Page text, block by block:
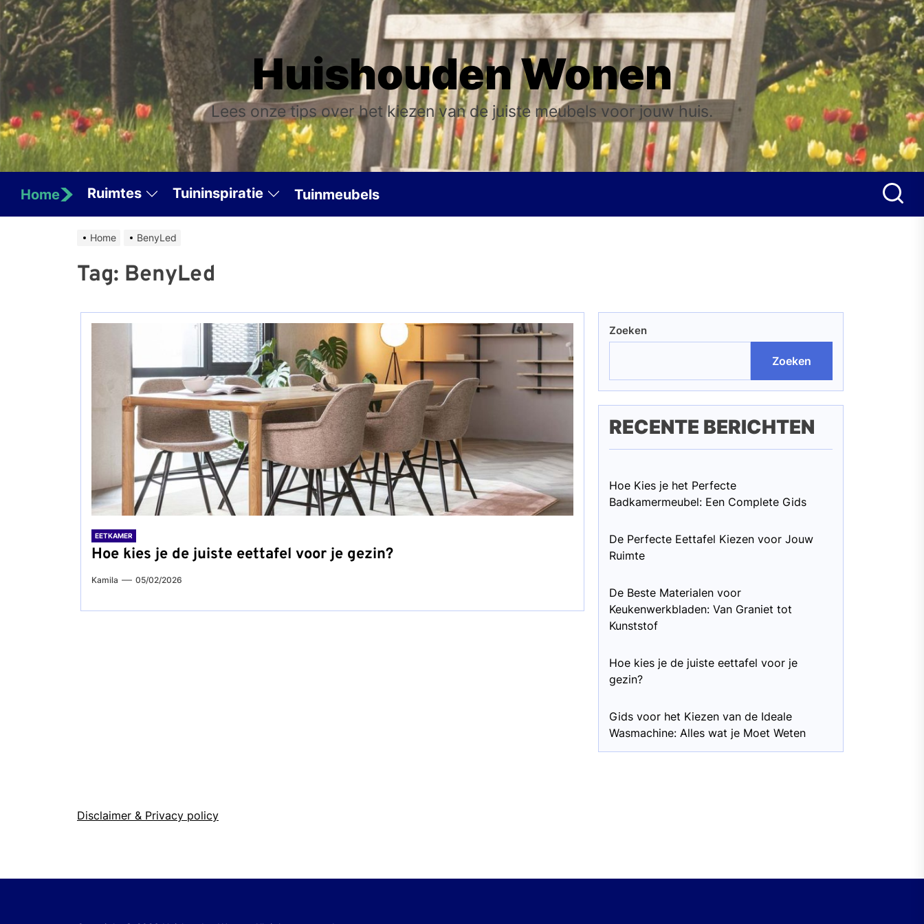
Skip
to
the
content
Huishouden Wonen
Lees onze tips over het kiezen van de juiste meubels voor jouw huis.
Home Ruimtes Tuininspiratie Tuinmeubels
Home BenyLed
Tag: BenyLed
EETKAMER
Hoe kies je de juiste eettafel voor je gezin?
Kamila 05/02/2026
Zoeken
Zoeken
RECENTE BERICHTEN
Hoe Kies je het Perfecte
Badkamermeubel: Een Complete Gids
De Perfecte Eettafel Kiezen voor Jouw
Ruimte
De Beste Materialen voor
Keukenwerkbladen: Van Graniet tot
Kunststof
Hoe kies je de juiste eettafel voor je
gezin?
Gids voor het Kiezen van de Ideale
Wasmachine: Alles wat je Moet Weten
Disclaimer & Privacy policy